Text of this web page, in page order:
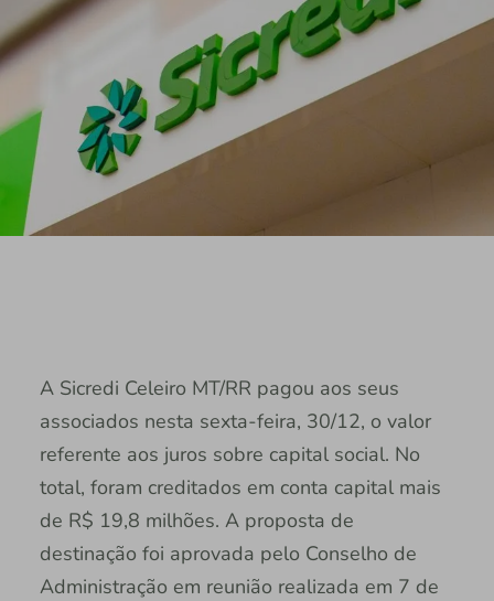
A Sicredi Celeiro MT/RR pagou aos seus
associados nesta sexta-feira, 30/12, o valor
referente aos juros sobre capital social. No
total, foram creditados em conta capital mais
de R$ 19,8 milhões. A proposta de
destinação foi aprovada pelo Conselho de
Administração em reunião realizada em 7 de